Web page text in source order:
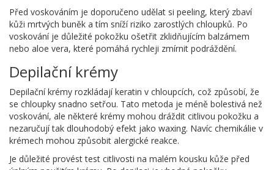
Před voskováním je doporučeno udělat si peeling, který zbaví
kůži mrtvých buněk a tím sníží riziko zarostlých chloupků. Po
voskování je důležité pokožku ošetřit zklidňujícím balzámem
nebo aloe vera, které pomáhá rychleji zmírnit podráždění.
Depilační krémy
Depilační krémy rozkládají keratin v chloupcích, což způsobí, že
se chloupky snadno setřou. Tato metoda je méně bolestivá než
voskování, ale některé krémy mohou dráždit citlivou pokožku a
nezaručují tak dlouhodobý efekt jako waxing. Navíc chemikálie v
krémech mohou způsobit alergické reakce.
Je důležité provést test citlivosti na malém kousku kůže před